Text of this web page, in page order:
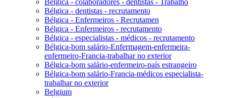
Bélgica - dentistas - recrutamento
Bélgica - Enfermeiros - Recrutamen
Bélgica - Enfermeiros - recrutamento
Bélgica - especialistas - médicos - recrutamento
Bélgica-bom salário-Enfermagem-enfermeira-
enfermeiro-Francia-trabalhar no exterior
Bélgica-bom salário-enfermeiro-país estrangeiro
Bélgica-bom salário-Francia-médicos especialista-
trabalhar no exterior
Belgium